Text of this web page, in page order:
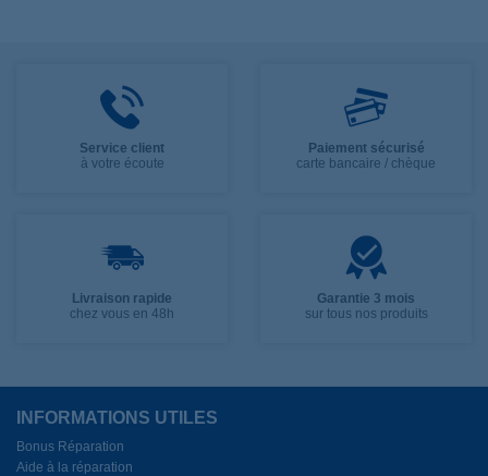
Service client
à votre écoute
Paiement sécurisé
carte bancaire / chèque
Livraison rapide
chez vous en 48h
Garantie 3 mois
sur tous nos produits
INFORMATIONS UTILES
Bonus Réparation
Aide à la réparation